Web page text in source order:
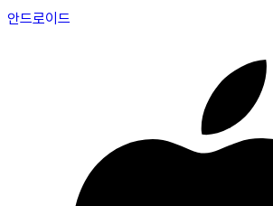
안드로이드